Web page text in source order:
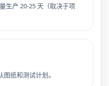
生产 20-25 天（取决于项
纸和测试计划。